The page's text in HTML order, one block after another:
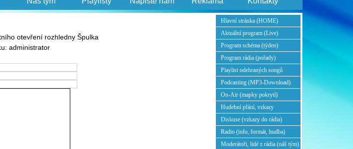
otevření rozhledny Špulka
administrator
Hlavní stránka (HOME)
Aktuální program (Live)
Program schéma (týden)
Program rádia (pořady)
Playlist odehraných songů
Podcasting (MP3-Download)
On-Air (mapky pokrytí)
Hudební přání, vzkazy
Diskuse (vzkazy do rádia)
Radio (info, formát, hudba)
Moderátoři, lidé z rádia (náš tým)